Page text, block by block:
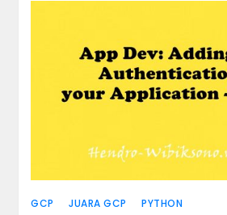
GCP JUARA GCP PYTHON